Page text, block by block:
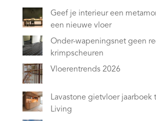
Geef je interieur een
een nieuwe vloer
Onder-wapeningsnet geen
krimpscheuren
Vloerentrends 2026
Lavastone gietvloer jaarboek
Living